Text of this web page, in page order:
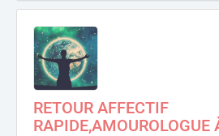
RETOUR AFFECTIF
RAPIDE,AMOUROLOGUE